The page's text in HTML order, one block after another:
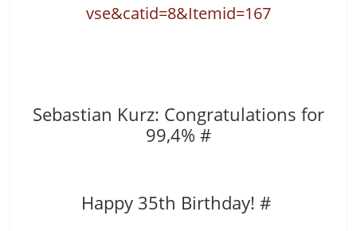
vse&catid=8&Itemid=167
Sebastian Kurz: Congratulations for
99,4% #
Happy 35th Birthday! #